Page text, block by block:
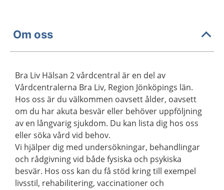
Om oss
Bra Liv Hälsan 2 vårdcentral är en del av
Vårdcentralerna Bra Liv, Region Jönköpings län.
Hos oss är du välkommen oavsett ålder, oavsett
om du har akuta besvär eller behöver uppföljning
av en långvarig sjukdom. Du kan lista dig hos oss
eller söka vård vid behov.
Vi hjälper dig med undersökningar, behandlingar
och rådgivning vid både fysiska och psykiska
besvär. Hos oss kan du få stöd kring till exempel
livsstil, rehabilitering, vaccinationer och